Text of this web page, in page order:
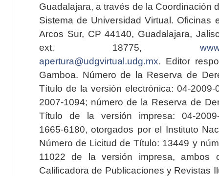
Guadalajara, a través de la Coordinación
Sistema de Universidad Virtual. Oficinas
Arcos Sur, CP 44140, Guadalajara,
ext. 18775,
apertura@udgvirtual.udg.mx. Editor
Gamboa. Número de la Reserva de
Título de la versión electrónica: 04-2009-
2007-1094; número de la Reserva de
Título de la versión impresa: 04-2009-
1665-6180, otorgados por el Instituto
Número de Licitud de Título: 13449 y
11022 de la versión impresa, ambos
Calificadora de Publicaciones y Revistas